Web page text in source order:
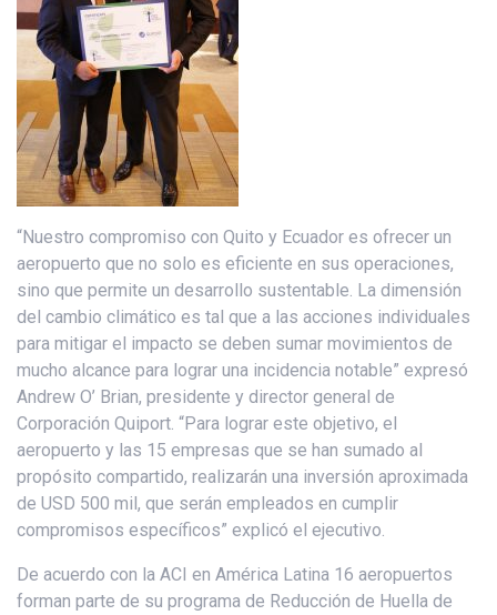
“Nuestro compromiso con Quito y Ecuador es ofrecer un
aeropuerto que no solo es eficiente en sus operaciones,
sino que permite un desarrollo sustentable. La dimensión
del cambio climático es tal que a las acciones individuales
para mitigar el impacto se deben sumar movimientos de
mucho alcance para lograr una incidencia notable” expresó
Andrew O’ Brian, presidente y director general de
Corporación Quiport. “Para lograr este objetivo, el
aeropuerto y las 15 empresas que se han sumado al
propósito compartido, realizarán una inversión aproximada
de USD 500 mil, que serán empleados en cumplir
compromisos específicos” explicó el ejecutivo.
De acuerdo con la ACI en América Latina 16 aeropuertos
forman parte de su programa de Reducción de Huella de